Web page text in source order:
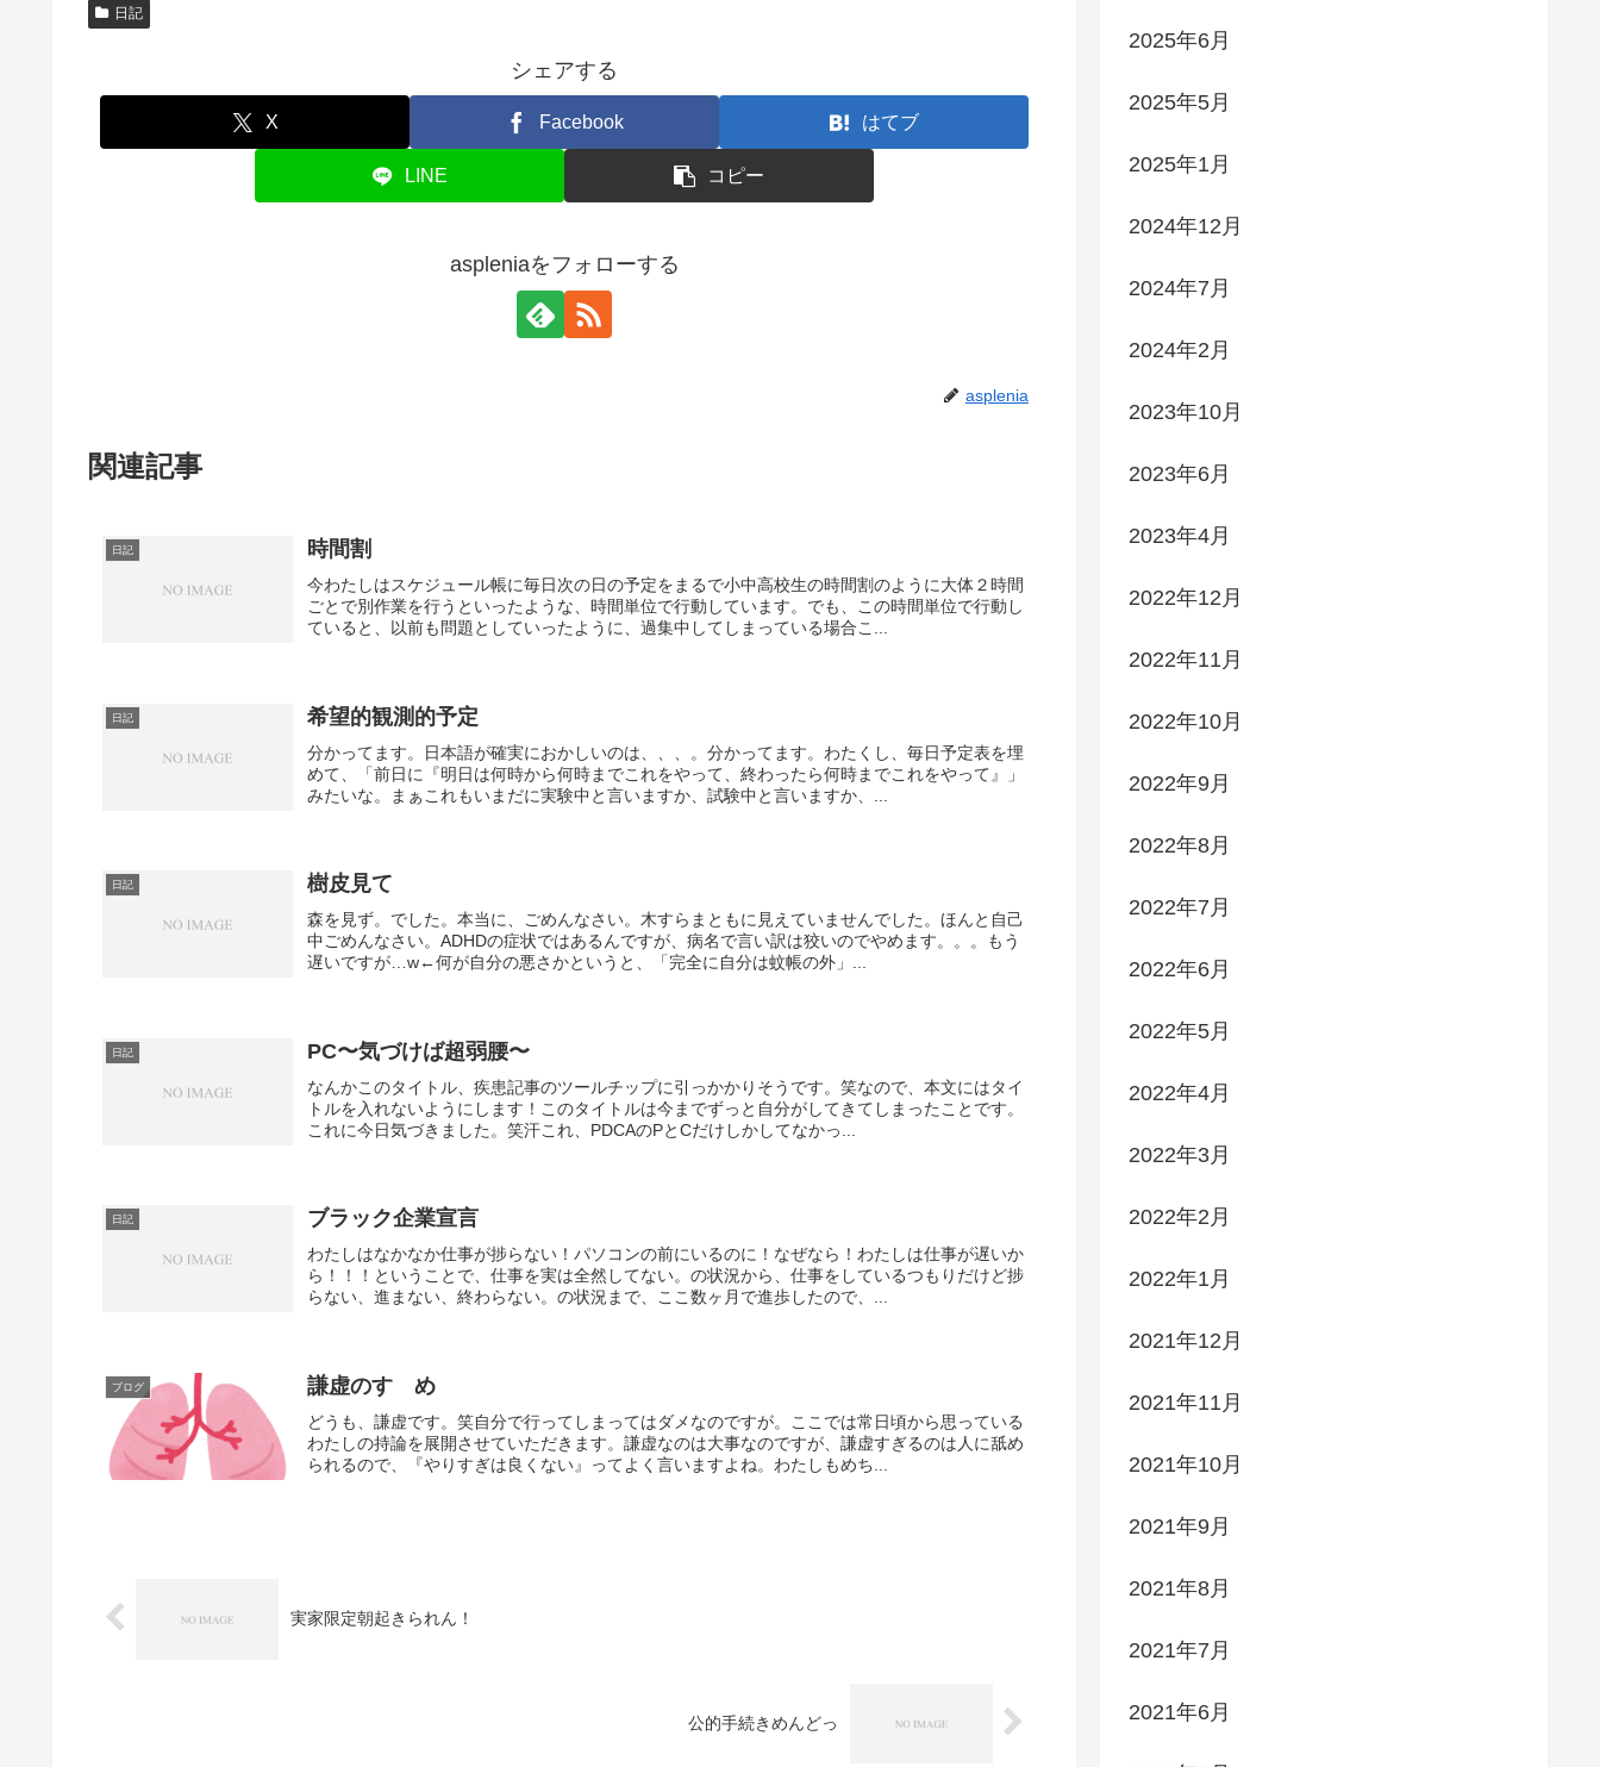
日記
シェアする
X Facebook はてブ
LINE コピー
aspleniaをフォローする
asplenia
関連記事
日記 時間割
今わたしはスケジュール帳に毎日次の日の予定をまるで小中高校生の時間割のように大体２時間
ごとで別作業を行うといったような、時間単位で行動しています。でも、この時間単位で行動し
ていると、以前も問題としていったように、過集中してしまっている場合こ...
日記 希望的観測的予定
分かってます。日本語が確実におかしいのは、、、。分かってます。わたくし、毎日予定表を埋
めて、「前日に『明日は何時から何時までこれをやって、終わったら何時までこれをやって』」
みたいな。まぁこれもいまだに実験中と言いますか、試験中と言いますか、...
日記 樹皮見て
森を見ず。でした。本当に、ごめんなさい。木すらまともに見えていませんでした。ほんと自己
中ごめんなさい。ADHDの症状ではあるんですが、病名で言い訳は狡いのでやめます。。。もう
遅いですが…w←何が自分の悪さかというと、「完全に自分は蚊帳の外」...
日記 PC〜気づけば超弱腰〜
なんかこのタイトル、疾患記事のツールチップに引っかかりそうです。笑なので、本文にはタイ
トルを入れないようにします！このタイトルは今までずっと自分がしてきてしまったことです。
これに今日気づきました。笑汗これ、PDCAのPとCだけしかしてなかっ...
日記 ブラック企業宣言
わたしはなかなか仕事が捗らない！パソコンの前にいるのに！なぜなら！わたしは仕事が遅いか
ら！！！ということで、仕事を実は全然してない。の状況から、仕事をしているつもりだけど捗
らない、進まない、終わらない。の状況まで、ここ数ヶ月で進歩したので、...
ブログ 謙虚のすゝめ
どうも、謙虚です。笑自分で行ってしまってはダメなのですが。ここでは常日頃から思っている
わたしの持論を展開させていただきます。謙虚なのは大事なのですが、謙虚すぎるのは人に舐め
られるので、『やりすぎは良くない』ってよく言いますよね。わたしもめち...
実家限定朝起きられん！
公的手続きめんどっ
2025年6月
2025年5月
2025年1月
2024年12月
2024年7月
2024年2月
2023年10月
2023年6月
2023年4月
2022年12月
2022年11月
2022年10月
2022年9月
2022年8月
2022年7月
2022年6月
2022年5月
2022年4月
2022年3月
2022年2月
2022年1月
2021年12月
2021年11月
2021年10月
2021年9月
2021年8月
2021年7月
2021年6月